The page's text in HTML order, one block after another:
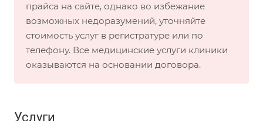
прайса на сайте, однако во избежание
возможных недоразумений, уточняйте
стоимость услуг в регистратуре или по
телефону. Все медицинские услуги клиники
оказываются на основании договора.
Услуги